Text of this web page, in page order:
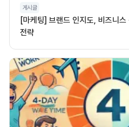
게시글
[마케팅] 브랜드 인지도, 비즈니
전략